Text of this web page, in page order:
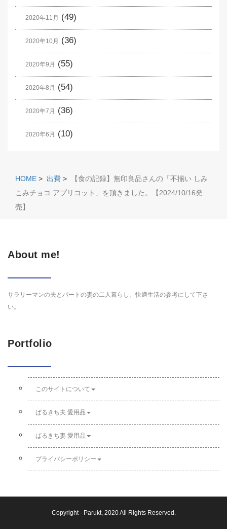
2020年11月 (49)
2020年10月 (36)
2020年9月 (55)
2020年8月 (54)
2020年7月 (36)
2020年6月 (10)
HOME > 出費 >
【食の記録】無印良品さんの「不揃い しみ
こみチョコ アプリコット」を頂きました。【2024/10/16発
売】
About me!
サラリーマンの夫とパートの妻の二人暮らし。快適生活の参考にして下さ
い。
Portfolio
このサイトについて
ぱるきち夫 愛用品
ぱるきち妻 愛用品
プライバシーポリシー
Copyright - Parukt, 2020 All Rights Reserved.